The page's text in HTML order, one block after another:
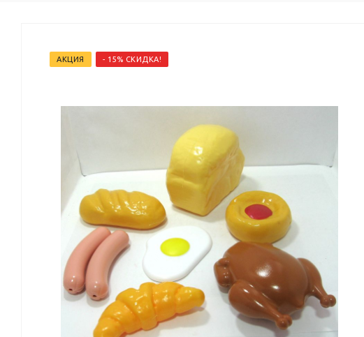
АКЦИЯ - 15% СКИДКА!